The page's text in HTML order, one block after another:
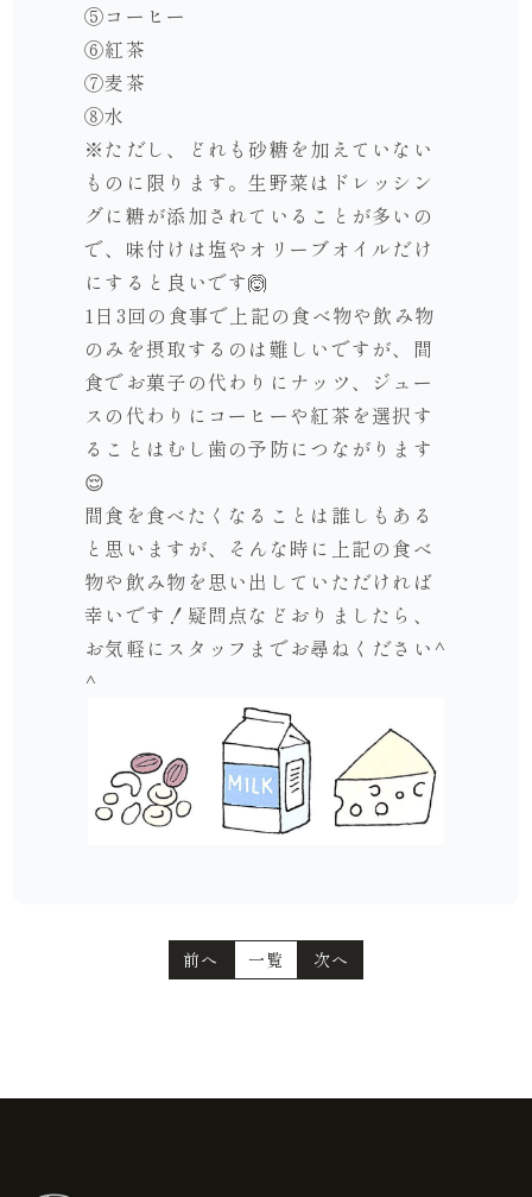
⑤コーヒー
⑥紅茶
⑦麦茶
⑧水
※ただし、どれも砂糖を加えていない
ものに限ります。生野菜はドレッシン
グに糖が添加されていることが多いの
で、味付けは塩やオリーブオイルだけ
にすると良いです🙆
1日3回の食事で上記の食べ物や飲み物
のみを摂取するのは難しいですが、間
食でお菓子の代わりにナッツ、ジュー
スの代わりにコーヒーや紅茶を選択す
ることはむし歯の予防につながります
😌
間食を食べたくなることは誰しもある
と思いますが、そんな時に上記の食べ
物や飲み物を思い出していただければ
幸いです！疑問点などおりましたら、
お気軽にスタッフまでお尋ねください^
^
前へ 一覧 次へ